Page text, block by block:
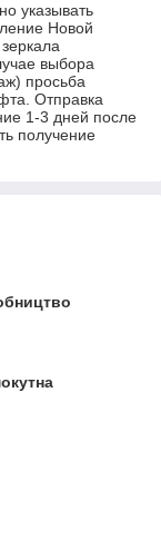
указывать
Новой
выбора
просьба
Отправка
1-3 дней после
получение